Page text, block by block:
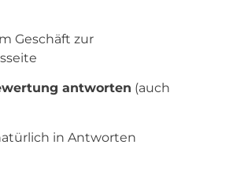
Geschäft zur
antworten (auch
in Antworten